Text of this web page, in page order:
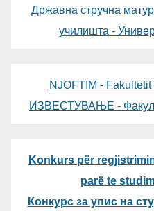
Државна стручна
училишта -
NJOFTIM -
ИЗВЕСТУВАЊЕ -
Konkurs për
parë te
Конкурс за упис на